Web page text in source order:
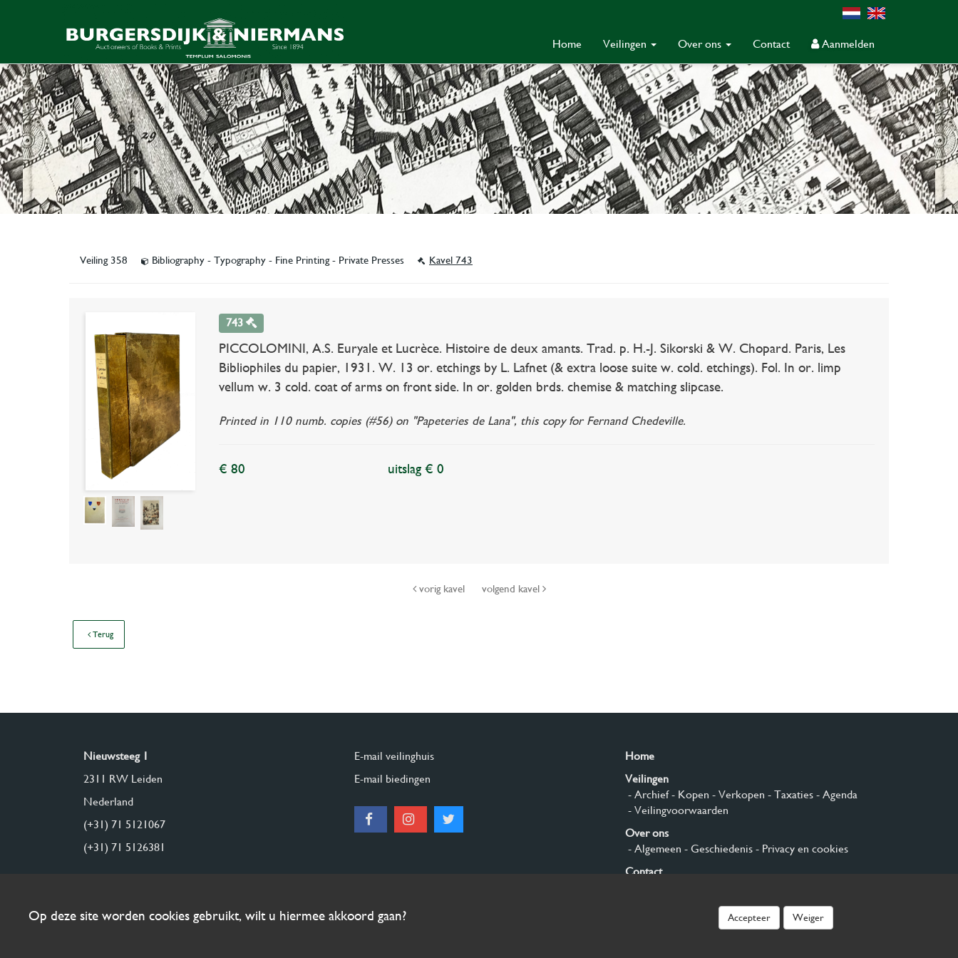
Home Veilingen Over ons Contact Aanmelden
Veiling 358 Bibliography - Typography - Fine Printing - Private Presses Kavel 743
743
PICCOLOMINI, A.S. Euryale et Lucrèce. Histoire de deux amants. Trad. p. H.-J. Sikorski & W. Chopard. Paris, Les
Bibliophiles du papier, 1931. W. 13 or. etchings by L. Lafnet (& extra loose suite w. cold. etchings). Fol. In or. limp
vellum w. 3 cold. coat of arms on front side. In or. golden brds. chemise & matching slipcase.
Printed in 110 numb. copies (#56) on "Papeteries de Lana", this copy for Fernand Chedeville.
€ 80 uitslag € 0
vorig kavel volgend kavel
Terug
Nieuwsteeg 1
2311 RW Leiden
Nederland
(+31) 71 5121067
(+31) 71 5126381
E-mail veilinghuis
E-mail biedingen
Home
Veilingen
- Archief- Kopen - Verkopen - Taxaties- Agenda
- Veilingvoorwaarden
Over ons
- Algemeen - Geschiedenis- Privacy en cookies
Contact
Op deze site worden cookies gebruikt, wilt u hiermee akkoord gaan? Accepteer Weiger